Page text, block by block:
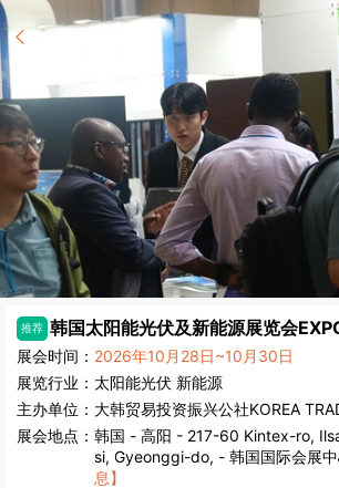
推荐 韩国太阳能光伏及新能源展览会
展会时间： 2026年10月28日~10月30日
展览行业： 太阳能光伏 新能源
主办单位： 大韩贸易投资振兴公社KOREA TRADE
展会地点： 韩国 - 高阳 - 217-60 Kintex-ro,
si, Gyeonggi-do, - 韩国国际会展
息】